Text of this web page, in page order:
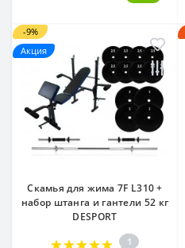
-9%
Акция
Скамья для жима 7F L310 +
набор штанга и гантели 52 кг
DESPORT
1